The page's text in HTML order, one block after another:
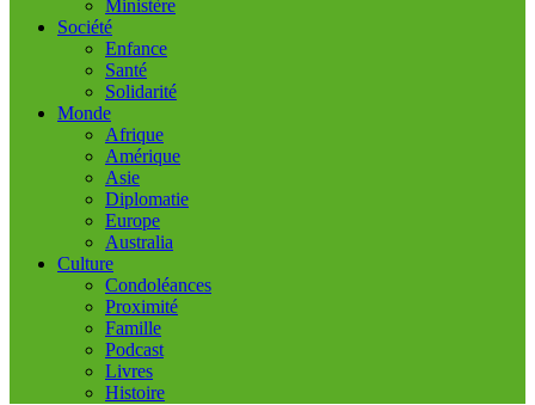
Ministère
Société
Enfance
Santé
Solidarité
Monde
Afrique
Amérique
Asie
Diplomatie
Europe
Australia
Culture
Condoléances
Proximité
Famille
Podcast
Livres
Histoire